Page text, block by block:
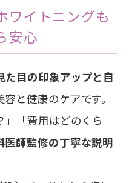
ワイトニングも
安心
た目の印象アップと自
容と健康のケアです。
」「費用はどのくら
医師監修の丁寧な説明